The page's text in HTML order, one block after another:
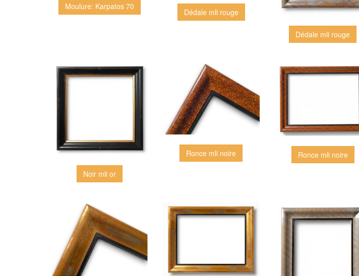
Moulure: Karpatos 70
Dédale mli rouge
Dédale mli rouge
Noir mli or
Ronce mli noire Ronce mli noire